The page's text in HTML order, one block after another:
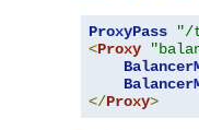
ProxyPass "/
<Proxy
</Proxy>